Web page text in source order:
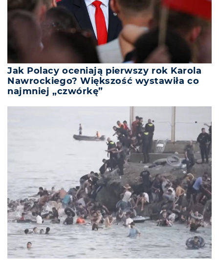
Jak Polacy oceniają pierwszy rok Karola
Nawrockiego? Większość wystawiła co
najmniej „czwórkę”